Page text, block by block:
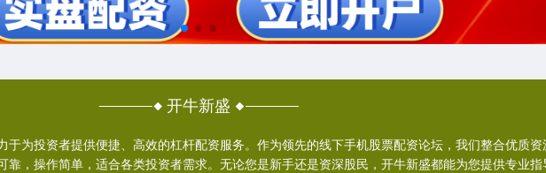
开牛新盛
于为投资者提供便捷、高效的杠杆配资服务。作为领先的线下手机股票配资论坛，我们整合优质
靠，操作简单，适合各类投资者需求。无论您是新手还是资深股民，开牛新盛都能为您提供专业